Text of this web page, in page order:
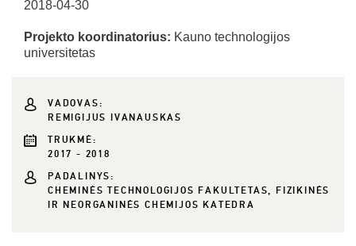
2018-04-30
Projekto koordinatorius: Kauno technologijos
universitetas
VADOVAS:
REMIGIJUS IVANAUSKAS
TRUKMĖ:
2017 - 2018
PADALINYS:
CHEMINĖS TECHNOLOGIJOS FAKULTETAS, FIZIKINĖS
IR NEORGANINĖS CHEMIJOS KATEDRA